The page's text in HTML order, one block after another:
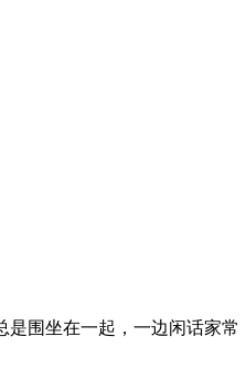
围坐在一起，一边闲话家